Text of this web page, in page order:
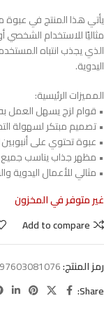
يأتي هذا المنتج في عبوة
مثاليًا للاستخدام
الذي يجذب انتباه
اليدوية.
المميزات الرئيسية:
• قوام لزج يسهل العمل
• تصميم مبتكر لسهولة
• عبوة تحتوي على
• مظهر جذاب يناسب جميع
• مثالي للأعمال اليدوية
غير متوفر في المخزون
Add to compare
رمز المنتج:
Share: